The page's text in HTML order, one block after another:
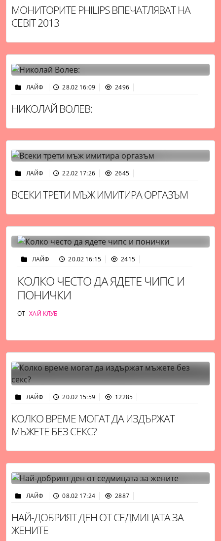
МОНИТОРИТЕ PHILIPS ВПЕЧАТЛЯВАТ НА
CEBIT 2013
ЛАЙФ 28.02 16:09 2496
НИКОЛАЙ ВОЛЕВ:
ЛАЙФ 22.02 17:26 2645
ВСЕКИ ТРЕТИ МЪЖ ИМИТИРА ОРГАЗЪМ
ЛАЙФ 20.02 16:15 2415
КОЛКО ЧЕСТО ДА ЯДЕТЕ ЧИПС И
ПОНИЧКИ
ОТ ХАЙ КЛУБ
ЛАЙФ 20.02 15:59 12285
КОЛКО ВРЕМЕ МОГАТ ДА ИЗДЪРЖАТ
МЪЖЕТЕ БЕЗ СЕКС?
ЛАЙФ 08.02 17:24 2887
НАЙ-ДОБРИЯТ ДЕН ОТ СЕДМИЦАТА ЗА
ЖЕНИТЕ